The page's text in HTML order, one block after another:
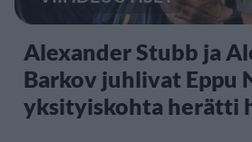
Alexander Stubb ja
Barkov juhlivat Eppu
yksityiskohta herätti